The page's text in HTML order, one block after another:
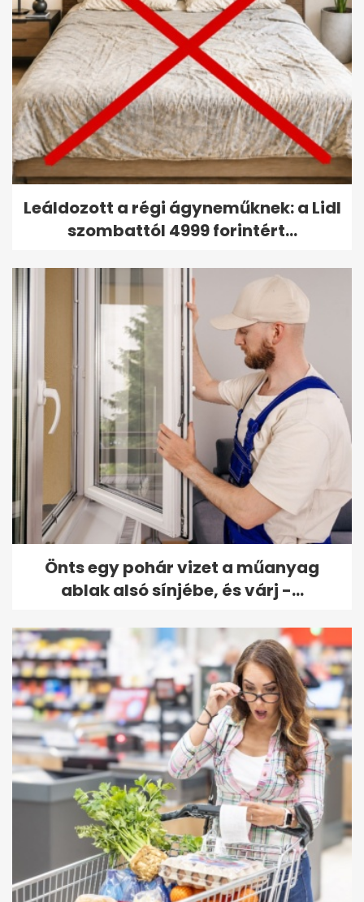
Leáldozott a régi ágyneműknek: a Lidl
szombattól 4999 forintért...
Önts egy pohár vizet a műanyag
ablak alsó sínjébe, és várj -...